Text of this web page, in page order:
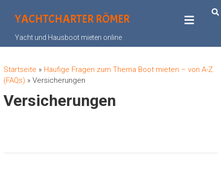
YACHTCHARTER RÖMER
Yacht und Hausboot mieten online
Startseite » Häufige Fragen zum Thema Boot mieten – von A-Z
(FAQs) » Versicherungen
Versicherungen